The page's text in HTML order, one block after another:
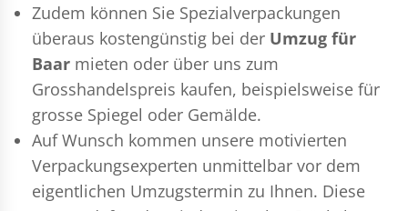
Zudem können Sie Spezialverpackungen
überaus kostengünstig bei der Umzug für
Baar mieten oder über uns zum
Grosshandelspreis kaufen, beispielsweise für
grosse Spiegel oder Gemälde.
Auf Wunsch kommen unsere motivierten
Verpackungsexperten unmittelbar vor dem
eigentlichen Umzugstermin zu Ihnen. Diese